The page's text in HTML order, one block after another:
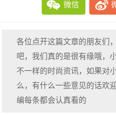
微信
各位点开这篇文章的朋友们
吧，我们真的是很有缘哦，
不一样的时尚资讯，如果对
么，有什么一些意见的话欢
编每条都会认真看的